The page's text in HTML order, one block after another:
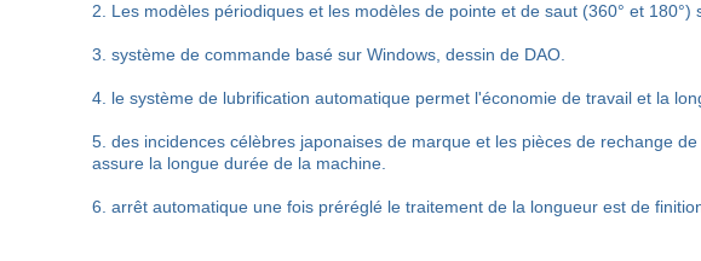
2. Les modèles périodiques et les modèles de pointe et de saut (360° et 180°)
3. système de commande basé sur Windows, dessin de DAO.
4. le système de lubrification automatique permet l'économie de travail et la
5. des incidences célèbres japonaises de marque et les pièces de rechange
assure la longue durée de la machine.
6. arrêt automatique une fois préréglé le traitement de la longueur est de